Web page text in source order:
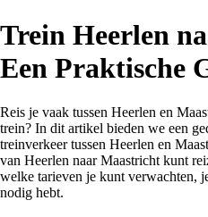
Trein Heerlen
Een Praktische
Reis je vaak tussen Heerlen en
trein? In dit artikel bieden we een
treinverkeer tussen Heerlen en
van Heerlen naar Maastricht kunt
welke tarieven je kunt verwachten,
nodig hebt.